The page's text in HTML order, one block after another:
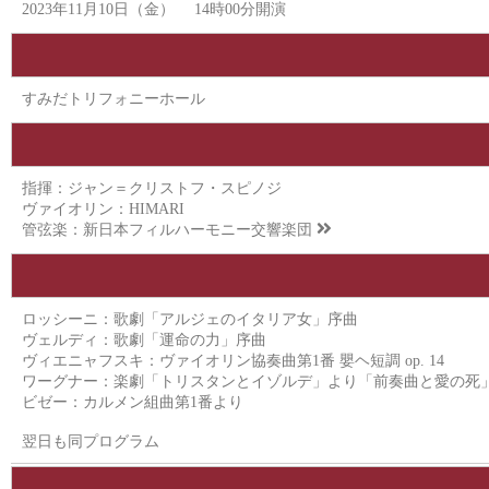
2023年11月10日（金） 14時00分開演
すみだトリフォニーホール
指揮：ジャン＝クリストフ・スピノジ
ヴァイオリン：HIMARI
管弦楽： 新日本フィルハーモニー交響楽団
ロッシーニ：歌劇「アルジェのイタリア女」序曲
ヴェルディ：歌劇「運命の力」序曲
ヴィエニャフスキ：ヴァイオリン協奏曲第1番 嬰ヘ短調 op. 14
ワーグナー：楽劇「トリスタンとイゾルデ」より「前奏曲と愛の死
ビゼー：カルメン組曲第1番より
翌日も同プログラム